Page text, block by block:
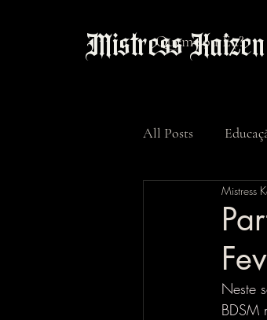
Mistress Kaizen
Quem sou Eu?
All Posts
Mistress
Neste
BDSM